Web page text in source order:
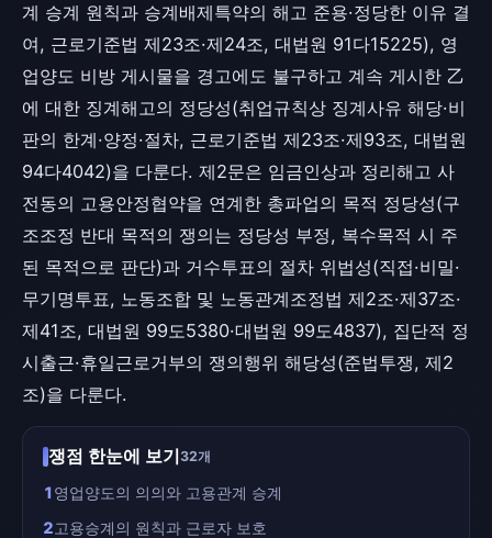
계 승계 원칙과 승계배제특약의 해고 준용·정당한 이유 결
여, 근로기준법 제23조·제24조, 대법원 91다15225), 영
업양도 비방 게시물을 경고에도 불구하고 계속 게시한 乙
에 대한 징계해고의 정당성(취업규칙상 징계사유 해당·비
판의 한계·양정·절차, 근로기준법 제23조·제93조, 대법원
94다4042)을 다룬다. 제2문은 임금인상과 정리해고 사
전동의 고용안정협약을 연계한 총파업의 목적 정당성(구
조조정 반대 목적의 쟁의는 정당성 부정, 복수목적 시 주
된 목적으로 판단)과 거수투표의 절차 위법성(직접·비밀·
무기명투표, 노동조합 및 노동관계조정법 제2조·제37조·
제41조, 대법원 99도5380·대법원 99도4837), 집단적 정
시출근·휴일근로거부의 쟁의행위 해당성(준법투쟁, 제2
조)을 다룬다.
쟁점 한눈에 보기32개
1영업양도의 의의와 고용관계 승계
2고용승계의 원칙과 근로자 보호